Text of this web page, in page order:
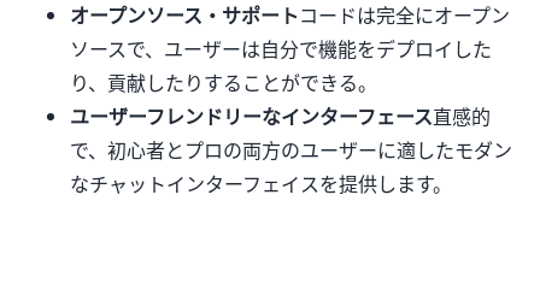
オープンソース・サポートコードは完全にオープン
ソースで、ユーザーは自分で機能をデプロイした
り、貢献したりすることができる。
ユーザーフレンドリーなインターフェース直感的
で、初心者とプロの両方のユーザーに適したモダン
なチャットインターフェイスを提供します。